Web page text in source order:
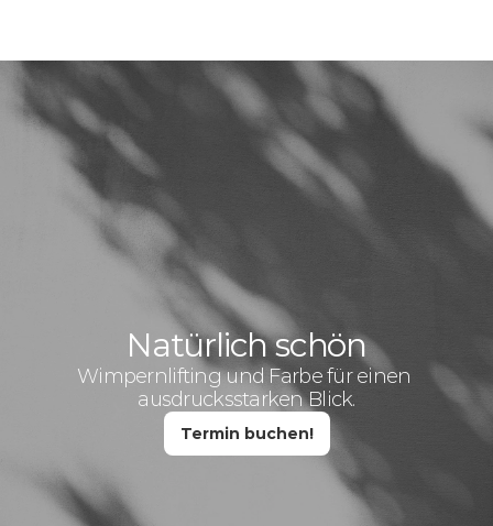
Natürlich schön
Wimpernlifting und Farbe für einen
ausdrucksstarken Blick.
Termin buchen!